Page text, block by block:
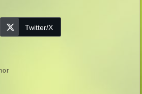
Twitter/X